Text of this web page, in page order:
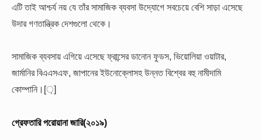
এটি তাই আশ্চর্য নয় যে তাঁর সামাজিক ব্যবসা উদ্যোগে সবচেয়ে বেশি সাড়া এসেছে
উদার গণতান্ত্রিক দেশগুলো থেকে।
সামাজিক ব্যবসায় এগিয়ে এসেছে ফ্রান্সের ডানোন ফুডস, ভিয়োলিয়া ওয়াটার,
জার্মানির বিএএসএফ, জাপানের ইউনোক্লোসহ উন্নত বিশ্বের বহু নামীদামি
কোম্পানি।[়]
গ্রেফতারি পরোয়ানা জারি(২০১৯)